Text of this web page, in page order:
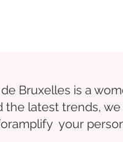
de Bruxelles is a
latest trends,
amplify your